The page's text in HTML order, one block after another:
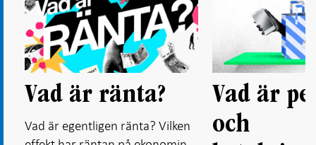
Vad är ränta?
Vad är egentligen ränta? Vilken
Vad är
och